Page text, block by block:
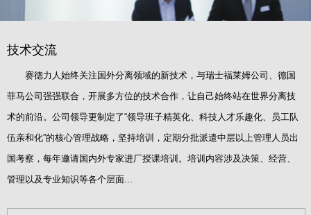
技术交流
赛德力人始终关注国外分离领域的新技术，与瑞士福莱姆公司、德国
菲马公司强强联合，开展多方位的技术合作，让自己始终站在世界分离技
术的前沿。公司领导更制定了“领导班子精英化、科技人才乐趣化、员工队
伍亲和化”的核心管理战略，坚持培训，定期分批派遣中层以上管理人员出
国考察，每年邀请国内外专家进厂授课培训。培训内容涉及决策、经营、
管理以及专业知识等各个层面...